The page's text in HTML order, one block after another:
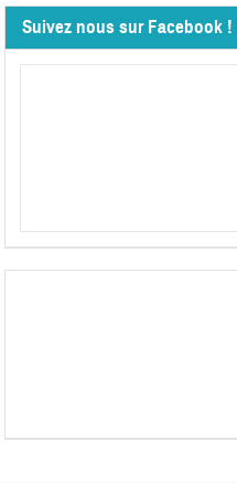
Suivez nous sur Facebook !